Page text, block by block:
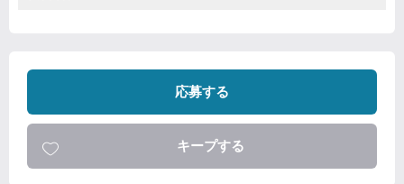
応募する
キープする